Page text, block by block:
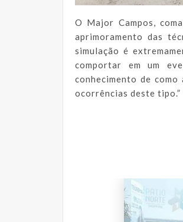
O Major Campos,
aprimoramento das
simulação é
comportar em um
conhecimento de
ocorrências deste tipo.”